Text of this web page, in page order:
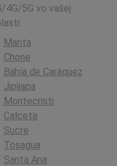
4G/5G vo vašej
Manta
Chone
Bahía de Caráquez
Jipijapa
Montecristi
Calceta
Sucre
Tosagua
Santa Ana